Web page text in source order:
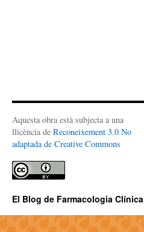
Aquesta obra està subjecta a una
llicència de Reconeixement 3.0 No
adaptada de Creative Commons
El Blog de Farmacologia Clínica